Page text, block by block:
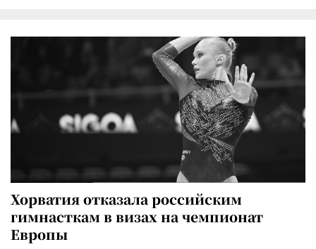
Хорватия отказала российским
гимнасткам в визах на чемпионат
Европы